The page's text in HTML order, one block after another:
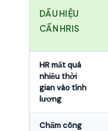
DẤU HIỆU
CẦN HRIS
HR mất quá
nhiều thời
gian vào tính
lương
Chấm công